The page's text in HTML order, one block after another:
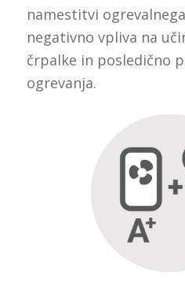
namestitvi
negativno vpliva na
črpalke in posledično
ogrevanja.